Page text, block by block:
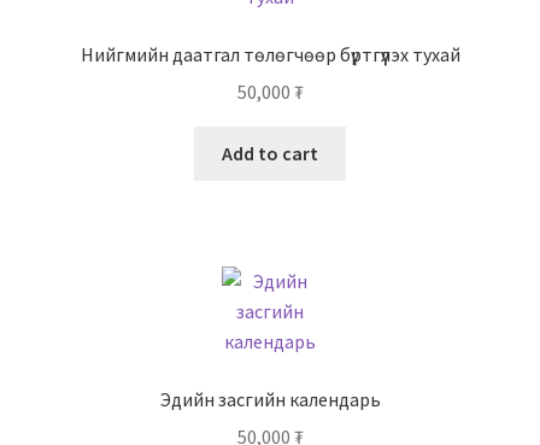
Нийгмийн даатгал төлөгчөөр бүртгүүлэх тухай
50,000 ₮
Add to cart
Эдийн засгийн календарь
50,000 ₮